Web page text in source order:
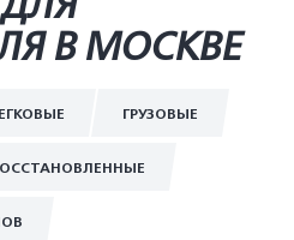
В МОСКВЕ
ГРУЗОВЫЕ